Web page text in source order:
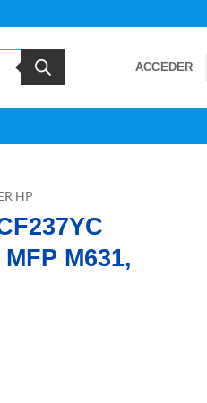
ACCEDER
HP
M631,